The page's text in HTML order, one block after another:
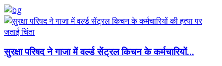
सुरक्षा परिषद ने गाजा में वर्ल्ड सेंट्रल किचन के कर्मचारियों...